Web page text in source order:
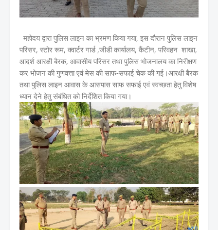
महोदय द्वारा पुलिस लाइन का भ्रमण किया गया, इस दौरान पुलिस लाइन
परिसर, स्टोर रूम, क्वार्टर गार्ड ,जीडी कार्यालय, कैंटीन, परिवहन शाखा,
आदर्श आरक्षी बैरक, आवासीय परिसर तथा पुलिस भोजनालय का निरीक्षण
कर भोजन की गुणवत्ता एवं मेस की साफ-सफाई चेक की गई।आरक्षी बैरक
तथा पुलिस लाइन आवास के आसपास साफ सफाई एवं स्वच्छता हेतु विशेष
ध्यान देने हेतु संबंधित को निर्देशित किया गया।